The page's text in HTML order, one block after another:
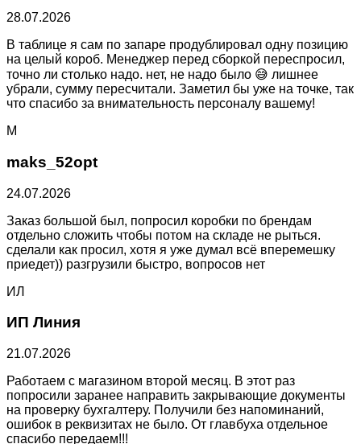
28.07.2026
В таблице я сам по запаре продублировал одну позицию
на целый короб. Менеджер перед сборкой переспросил,
точно ли столько надо. нет, не надо было 😅 лишнее
убрали, сумму пересчитали. Заметил бы уже на точке, так
что спасибо за внимательность персоналу вашему!
M
maks_52opt
24.07.2026
Заказ большой был, попросил коробки по брендам
отдельно сложить чтобы потом на складе не рыться.
сделали как просил, хотя я уже думал всё вперемешку
приедет)) разгрузили быстро, вопросов нет
ИЛ
ИП Линия
21.07.2026
Работаем с магазином второй месяц. В этот раз
попросили заранее направить закрывающие документы
на проверку бухгалтеру. Получили без напоминаний,
ошибок в реквизитах не было. От главбуха отдельное
спасибо передаем!!!